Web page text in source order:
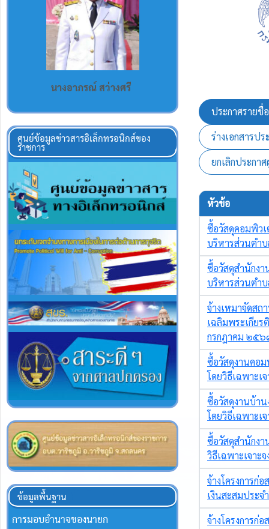
นางอาภรณ์ สว่างศรี
ศูนย์ข้อมูลข่าวสารอิเล็กทรอนิกส์ของ
ราชการ
ข้อมูลพื้นฐาน
การมอบอำนาจของนายก